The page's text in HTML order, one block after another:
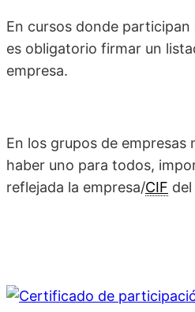
En cursos donde participan
es obligatorio firmar un
empresa.
En los grupos de empresas
haber uno para todos,
reflejada la empresa/CIF